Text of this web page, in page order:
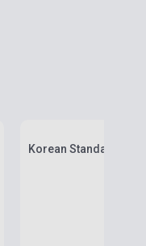
Korean Standard